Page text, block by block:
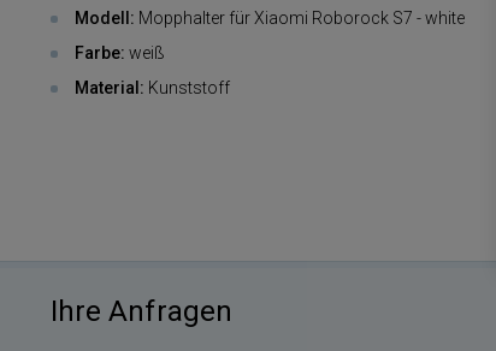
Modell: Mopphalter für Xiaomi Roborock S7 - white
Farbe: weiß
Material: Kunststoff
Ihre Anfragen